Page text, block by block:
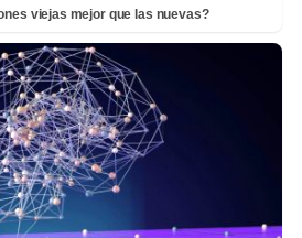
viejas mejor que las nuevas?